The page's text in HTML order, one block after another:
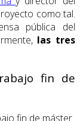
como tal.
pública del
las tres
fin de